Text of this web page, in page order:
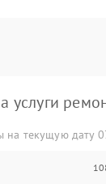
услуги
на текущую дату